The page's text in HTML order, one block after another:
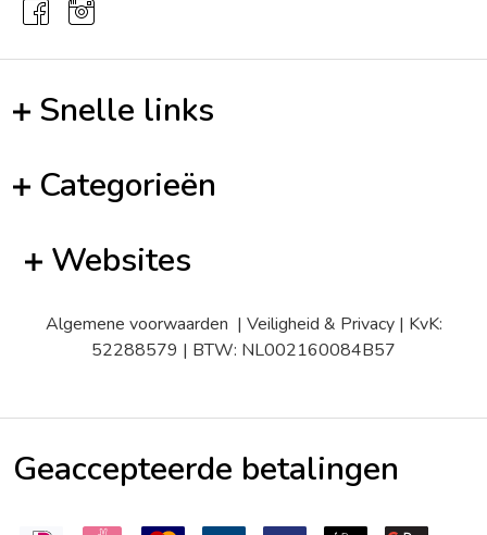
Snelle links
Categorieën
Websites
Algemene voorwaarden | Veiligheid & Privacy| KvK:
52288579 | BTW: NL002160084B57
Geaccepteerde betalingen